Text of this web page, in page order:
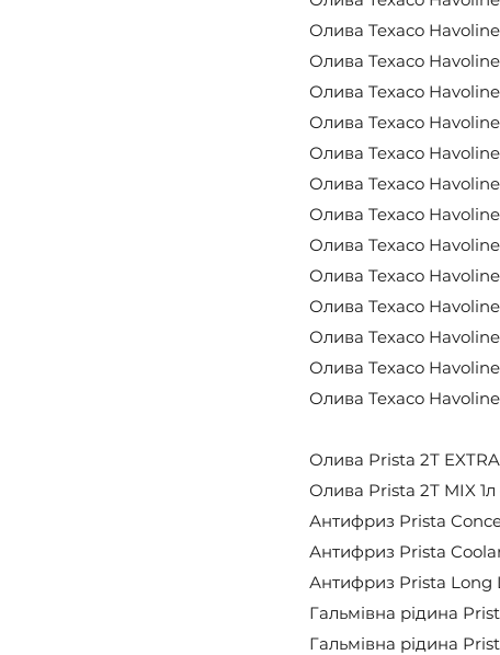
Олива Texaco
Олива Texaco
Олива Texaco
Олива Texaco
Олива Texaco
Олива Texaco
Олива Texaco
Олива Texaco
Олива Texaco
Олива Texaco
Олива Texaco
Олива Texaco
Олива Texaco
Олива Prista 2Т
Олива Prista 2Т MIX 1л
Антифриз Prista
Антифриз Prista
Антифриз Prista Long
Гальмівна рідина
Гальмівна рідина